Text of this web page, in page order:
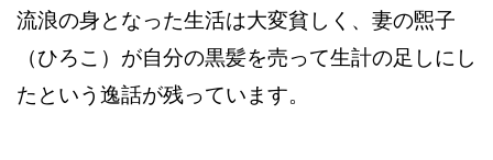
流浪の身となった生活は大変貧しく、妻の煕子
（ひろこ）が自分の黒髪を売って生計の足しにし
たという逸話が残っています。